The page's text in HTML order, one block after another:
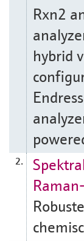
Rxn2
hybrid
2.